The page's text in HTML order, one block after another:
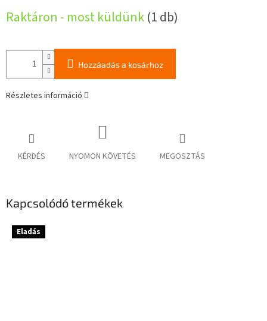
Raktáron - most küldünk(1 db)
Hozzáadás a kosárhoz
Részletes információ
KÉRDÉS NYOMON KÖVETÉS MEGOSZTÁS
Kapcsolódó termékek
Eladás